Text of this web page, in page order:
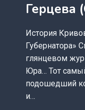
Герцева
История
Губернатора»
глянцевом
Юра… Тот
подошедший
и…